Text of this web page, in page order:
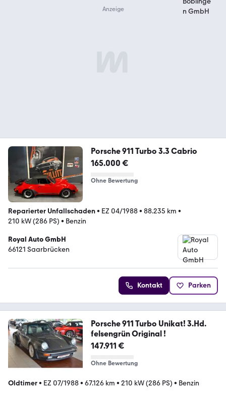
Porsche 911 Turbo 3.3 Cabrio
165.000 €
Ohne Bewertung
Reparierter Unfallschaden• EZ 04/1988• 88.235 km •
210 kW (286 PS) • Benzin
Royal Auto GmbH
66121 Saarbrücken
Kontakt Parken
Porsche 911 Turbo Unikat! 3.Hd.
felsengrün Original !
147.911 €
Ohne Bewertung
Oldtimer• EZ 07/1988• 67.126 km • 210 kW (286 PS) • Benzin